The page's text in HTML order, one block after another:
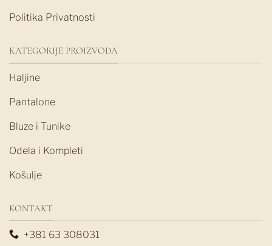
Politika Privatnosti
KATEGORIJE PROIZVODA
Haljine
Pantalone
Bluze i Tunike
Odela i Kompleti
Košulje
KONTAKT
+381 63 308031